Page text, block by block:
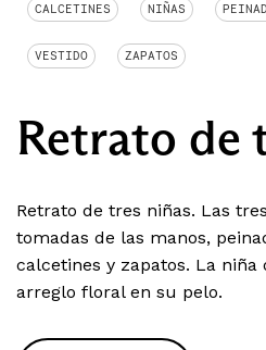
CALCETINES NIÑAS
VESTIDO ZAPATOS
Retrato de
Retrato de tres niñas. Las
tomadas de las manos,
calcetines y zapatos. La
arreglo floral en su pelo.